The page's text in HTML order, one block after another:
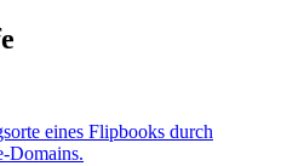
eines Flipbooks durch
Domains.